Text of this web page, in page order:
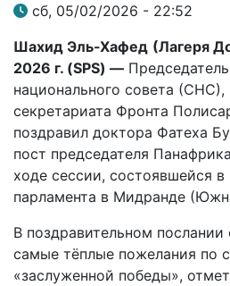
сб, 05/02/2026 - 22:52
Шахид Эль-Хафед (Лагеря
2026 г. (SPS) —
национального совета (СНС),
секретариата Фронта
поздравил доктора Фатеха
пост председателя
ходе сессии, состоявшейся
парламента в Мидранде
В поздравительном
самые тёплые пожелания по
«заслуженной победы»,